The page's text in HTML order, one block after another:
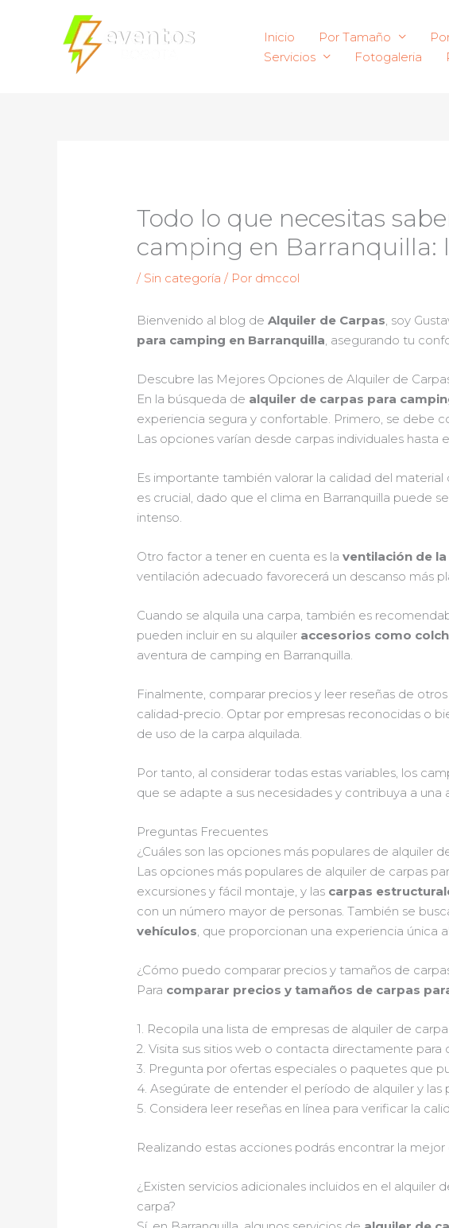
Inicio Por Tamaño
Servicios
Fotogaleria
Todo lo que necesitas
camping en Barranquilla:
/ Sin categoría / Por dmccol
Bienvenido al blog deAlquiler de Carpas, soy
para camping en Barranquilla, asegurando tu
Descubre las Mejores Opciones de Alquiler de
En la búsqueda de alquiler de carpas para
experiencia segura y confortable. Primero, se debe
Las opciones varían desde carpas individuales
Es importante también valorar la calidad del material
es crucial, dado que el clima en Barranquilla puede
intenso.
Otro factor a tener en cuenta es laventilación de
ventilación adecuado favorecerá un descanso más
Cuando se alquila una carpa, también es
pueden incluir en su alquiler accesorios como
aventura de camping en Barranquilla.
Finalmente, comparar precios y leer reseñas de
calidad-precio. Optar por empresas reconocidas o
de uso de la carpa alquilada.
Por tanto, al considerar todas estas variables, los
que se adapte a sus necesidades y contribuya a
Preguntas Frecuentes
¿Cuáles son las opciones más populares de alquiler
Las opciones más populares de alquiler de carpas
excursiones y fácil montaje, y las carpas
con un número mayor de personas. También se
vehículos, que proporcionan una experiencia única
¿Cómo puedo comparar precios y tamaños de
Para comparar precios y tamaños de carpas
1. Recopila una lista de empresas de alquiler de
2. Visita sus sitios web o contacta directamente
3. Pregunta por ofertas especiales o paquetes que
4. Asegúrate de entender el período de alquiler y las
5. Considera leer reseñas en línea para verificar la
Realizando estas acciones podrás encontrar la
¿Existen servicios adicionales incluidos en el
carpa?